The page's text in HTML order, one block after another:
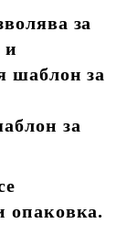
за
и
шаблон за
за
опаковка.